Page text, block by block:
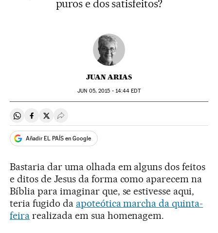
puros e dos satisfeitos?
JUAN ARIAS
JUN 05, 2015 - 14:44 EDT
Compartir en Whatsapp
Compartir en Facebook
Compartir en Twitter
Desplegar Redes Sociales
Añadir EL PAÍS en Google
Bastaria dar uma olhada em alguns dos feitos
e ditos de Jesus da forma como aparecem na
Bíblia para imaginar que, se estivesse aqui,
teria fugido da apoteótica marcha da quinta-
feirarealizada em sua homenagem.